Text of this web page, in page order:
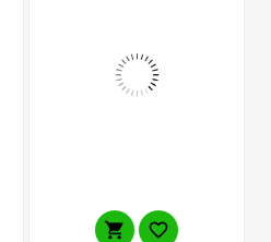
 